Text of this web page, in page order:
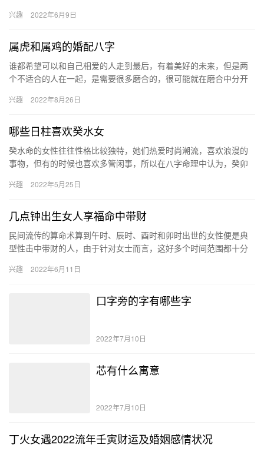
等。 …
兴趣 2022年6月9日
属虎和属鸡的婚配八字
谁都希望可以和自己相爱的人走到最后，有着美好的未来，但是两
个不适合的人在一起，是需要很多磨合的，很可能就在磨合中分开
字是否…
兴趣 2022年8月26日
哪些日柱喜欢癸水女
癸水命的女性往往性格比较独特，她们热爱时尚潮流，喜欢浪漫的
事物，但有的时候也喜欢多管闲事，所以在八字命理中认为，癸卯
思 …
兴趣 2022年5月25日
几点钟出生女人享福命中带财
民间流传的算命术算到午时、辰时、酉时和卯时出世的女性便是典
型性击中带财的人，由于针对女士而言，这好多个时间范围都十分
比别人…
兴趣 2022年6月11日
口字旁的字有哪些字
2022年7月10日
芯有什么寓意
2022年7月10日
丁火女遇2022流年壬寅财运及婚姻感情状况